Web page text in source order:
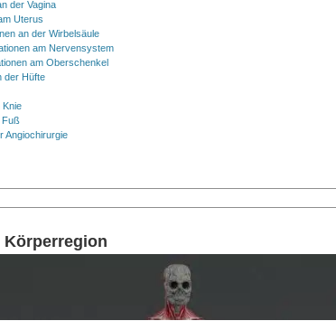
der Vagina
Uterus
an der Wirbelsäule
am Nervensystem
am Oberschenkel
der Hüfte
Knie
Fuß
Angiochirurgie
Körperregion